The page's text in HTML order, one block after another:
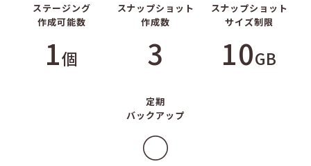
ステージング
作成可能数
1個
スナップショット
作成数
3
スナップショット
サイズ制限
10GB
定期
バックアップ
○